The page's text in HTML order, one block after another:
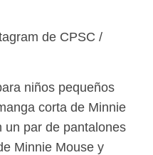
de CPSC /
niños pequeños
corta de Minnie
un par de pantalones
Minnie Mouse y